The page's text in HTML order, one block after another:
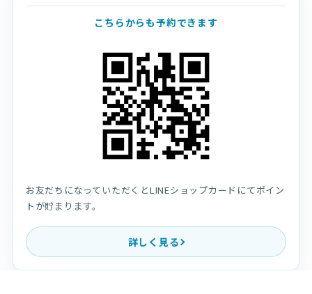
こちらからも予約できます
お友だちになっていただくとLINEショップカードにてポイン
トが貯まります。
詳しく見る